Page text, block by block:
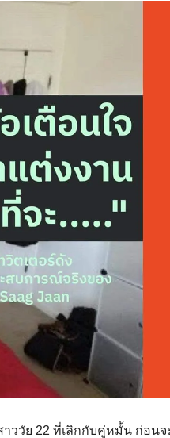
ววัย 22 ที่เลิกกับคู่หมั้น ก่อนจ